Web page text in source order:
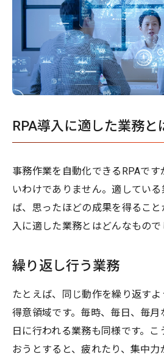
RPA導入に適した業務と
事務作業を自動化できるRPAで
いわけでありません。適してい
ば、思ったほどの成果を得るこ
入に適した業務とはどんなもので
繰り返し行う業務
たとえば、同じ動作を繰り返す
得意領域です。毎時、毎日、毎月
日に行われる業務も同様です。
おうとすると、疲れたり、集中